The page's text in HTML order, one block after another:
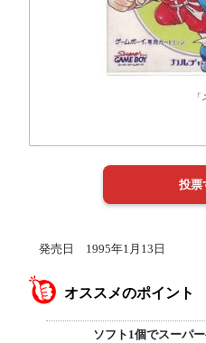
「
発売日 1995年1月13日
オススメのポイント
ソフト1個でスーパ